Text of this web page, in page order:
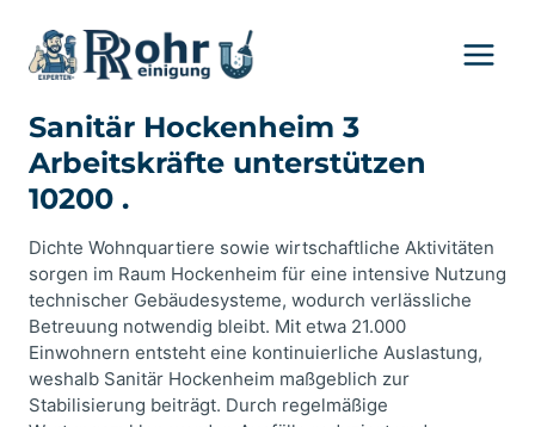
Inhalt
springen
Sanitär Hockenheim 3
Arbeitskräfte unterstützen
10200 .
Dichte Wohnquartiere sowie wirtschaftliche Aktivitäten
sorgen im Raum Hockenheim für eine intensive Nutzung
technischer Gebäudesysteme, wodurch verlässliche
Betreuung notwendig bleibt. Mit etwa 21.000
Einwohnern entsteht eine kontinuierliche Auslastung,
weshalb Sanitär Hockenheim maßgeblich zur
Stabilisierung beiträgt. Durch regelmäßige